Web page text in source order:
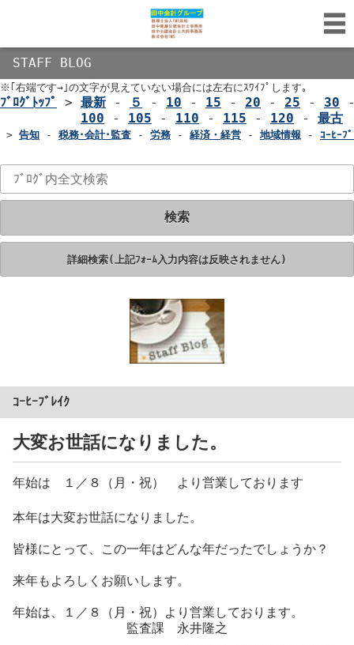
STAFF BLOG
※｢右端です→｣の文字が見えていない場合には左右にｽﾜｲﾌﾟします｡
ﾌﾞﾛｸﾞﾄｯﾌﾟ > 最新 - ５ - 10 - 15 - 20 - 25 - 30
100 - 105 - 110 - 115 - 120 - 最古
> 告知 - 税務･会計･監査 - 労務 - 経済・経営 - 地域情報 - ｺｰﾋｰﾌ
検索
詳細検索(上記ﾌｫｰﾑ入力内容は反映されません)
ｺｰﾋｰﾌﾞﾚｲｸ
大変お世話になりました。
年始は １／８（月・祝） より営業しております
本年は大変お世話になりました。
皆様にとって、この一年はどんな年だったでしょうか？
来年もよろしくお願いします。
年始は、１／８（月・祝）より営業しております。
監査課 永井隆之